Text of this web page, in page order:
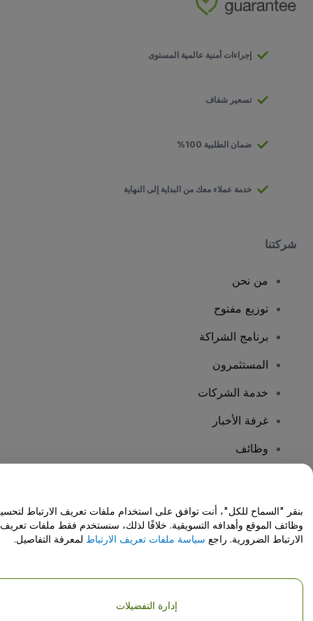
إجراءات أمنية عالمية المستوى
تسعير شفاف
ضمان الطلبية 100%
خدمة عملاء معك من البداية إلى النهاية
شركتنا
من نحن
توزيع مفتوح
برنامج الشراكة
المستثمرون
خدمة الشركات
غرفة الأخبار
وظائف
مركز المساعدة / اتصل بنا
حقوق النشر © شركة فياجوجو المحدودة 2026
تفاصيل الشركة
بنقر "السماح للكل"، أنت توافق على استخدام ملفات تعريف الارتباط
وظائف الموقع وأهدافه التسويقية. خلافًا لذلك، سنستخدم فقط ملفات تعريف
الارتباط الضرورية. راجع سياسة ملفات تعريف الارتباط لمعرفة التفاصيل.
إدارة التفضيلات